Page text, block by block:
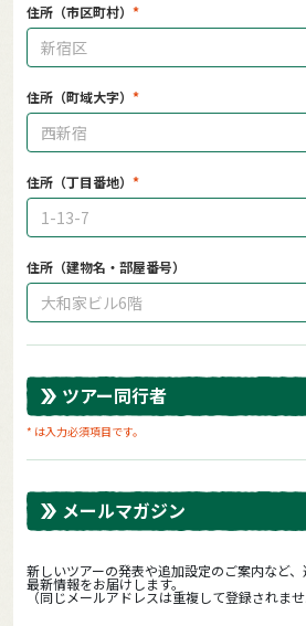
住所（市区町村）
住所（町域大字）
住所（丁目番地）
住所（建物名・部屋番号）
ツアー同行者
* は入力必須項目です。
メールマガジン
新しいツアーの発表や追加設定のご案内など
最新情報をお届けします。
（同じメールアドレスは重複して登録されませ